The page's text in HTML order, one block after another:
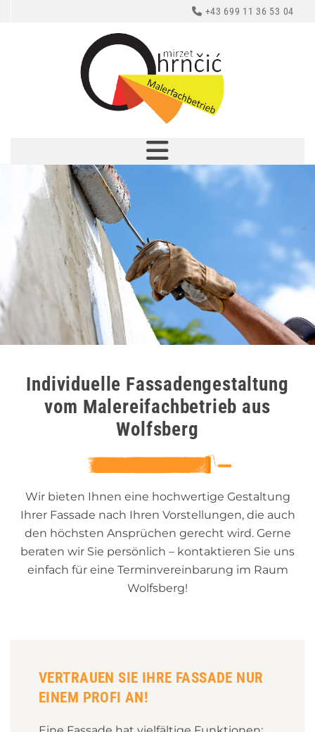
 +43 699 11 36 53 04
Individuelle Fassadengestaltung
vom Malereifachbetrieb aus
Wolfsberg
Wir bieten Ihnen eine hochwertige Gestaltung
Ihrer Fassade nach Ihren Vorstellungen, die auch
den höchsten Ansprüchen gerecht wird. Gerne
beraten wir Sie persönlich – kontaktieren Sie uns
einfach für eine Terminvereinbarung im Raum
Wolfsberg!
VERTRAUEN SIE IHRE FASSADE NUR
EINEM PROFI AN!